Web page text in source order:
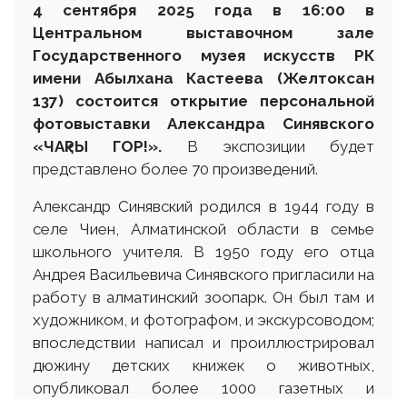
4 сентября 2025 года в 16:00 в
Центральном выставочном зале
Государственного музея искусств РК
имени Абылхана Кастеева (Желтоксан
137) состоится открытие персональной
фотовыставки Александра Синявского
«ЧАқРЫ ГОР!». В экспозиции будет
представлено более 70 произведений.
Александр Синявский родился в 1944 году в
селе Чиен, Алматинской области в семье
школьного учителя. В 1950 году его отца
Андрея Васильевича Синявского пригласили на
работу в алматинский зоопарк. Он был там и
художником, и фотографом, и экскурсоводом;
впоследствии написал и проиллюстрировал
дюжину детских книжек о животных,
опубликовал более 1000 газетных и